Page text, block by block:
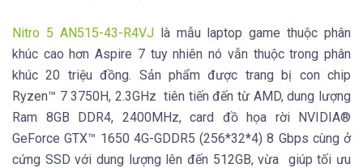
Nitro 5 AN515-43-R4VJlà mẫu laptop game thuộc phân
khúc cao hơn Aspire 7 tuy nhiên nó vẫn thuộc trong phân
khúc 20 triệu đồng. Sản phẩm được trang bị con chip
Ryzen™ 7 3750H, 2.3GHz tiên tiến đến từ AMD, dung lượng
Ram 8GB DDR4, 2400MHz, card đồ họa rời NVIDIA®
GeForce GTX™ 1650 4G-GDDR5 (256*32*4) 8 Gbps cùng ở
cứng SSD với dung lượng lên đến 512GB, vừa giúp tối ưu